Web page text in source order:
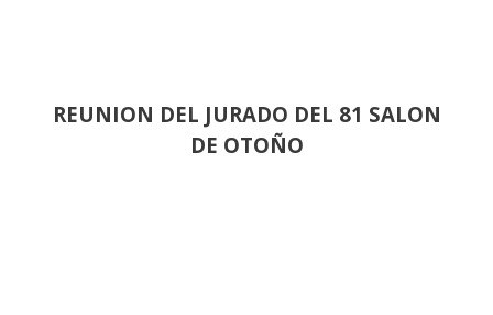
REUNION DEL JURADO DEL 81 SALON
DE OTOÑO